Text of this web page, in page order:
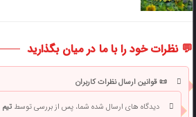
💬 نظرات خود را با ما در میان بگذارید
📜 قوانین ارسال نظرات کاربران
دیدگاه های ارسال شده شما، پس از بررسی توسطتیم